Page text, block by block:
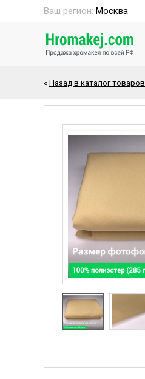
Ваш регион: Москва
« Назад в каталог товаров